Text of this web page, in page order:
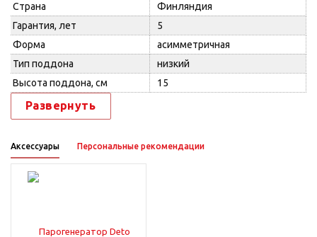
Страна
Финляндия
Гарантия, лет
5
Форма
асимметричная
Тип поддона
низкий
Высота поддона, см
15
Развернуть
Аксессуары Персональные рекомендации